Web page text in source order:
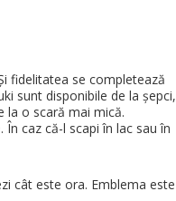
fidelitatea se completează
sunt disponibile de la șepci,
la o scară mai mică.
caz că-l scapi în lac sau în
cât este ora. Emblema este